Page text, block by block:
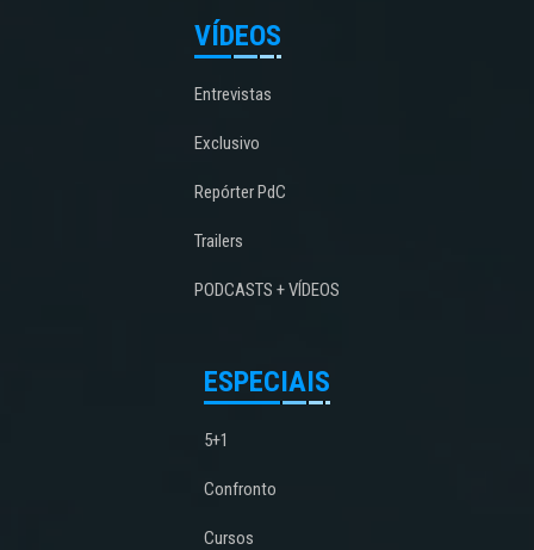
VÍDEOS
Entrevistas
Exclusivo
Repórter PdC
Trailers
PODCASTS + VÍDEOS
ESPECIAIS
5+1
Confronto
Cursos